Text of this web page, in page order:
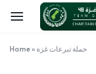
Home» حملة تبرعات غزة